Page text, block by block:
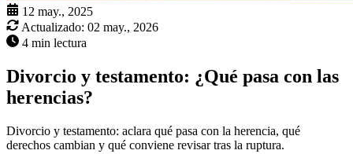
12 may., 2025
Actualizado: 02 may., 2026
4 min lectura
Divorcio y testamento: ¿Qué pasa con las
herencias?
Divorcio y testamento: aclara qué pasa con la herencia, qué
derechos cambian y qué conviene revisar tras la ruptura.